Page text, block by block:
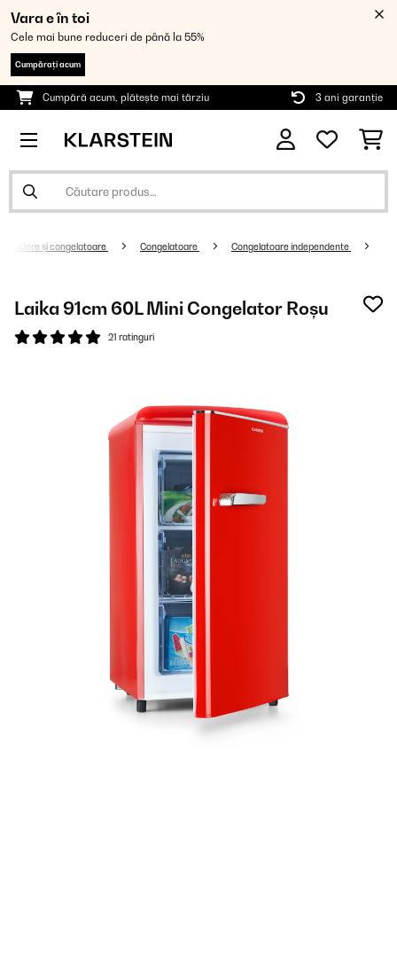
Vara e în toi
Cele mai bune reduceri de până la 55%
Cumpărați acum
Cumpără acum, plătește mai târziu 3 ani garanție
Frigidere și congelatoare Congelatoare Congelatoare independente
Laika 91cm 60L Mini Congelator Roșu
21 ratinguri